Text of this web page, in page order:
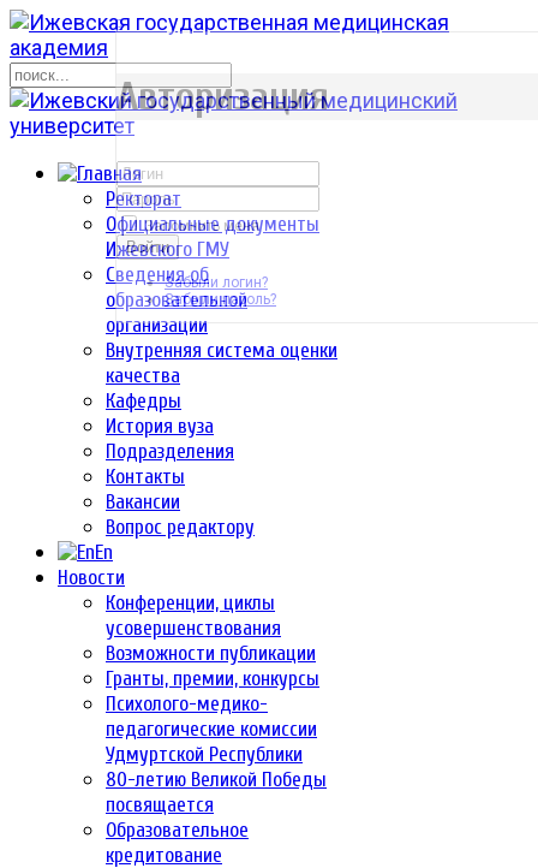
Ректорат
Официальные документы
Ижевского ГМУ
Сведения об
образовательной
организации
Внутренняя система оценки
качества
Кафедры
История вуза
Подразделения
Контакты
Вакансии
Вопрос редактору
En
Новости
Конференции, циклы
усовершенствования
Возможности публикации
Гранты, премии, конкурсы
Психолого-медико-
педагогические комиссии
Удмуртской Республики
80-летию Великой Победы
посвящается
Образовательное
кредитование
р
Авторизация
Запомнить меня
Войти
Забыли логин?
Забыли пароль?